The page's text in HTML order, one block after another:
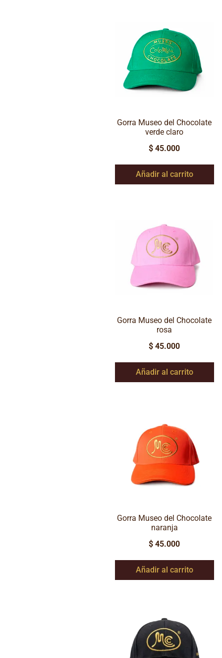
Gorra Museo del Chocolate
verde claro
$ 45.000
Añadir al carrito
Gorra Museo del Chocolate
rosa
$ 45.000
Añadir al carrito
Gorra Museo del Chocolate
naranja
$ 45.000
Añadir al carrito